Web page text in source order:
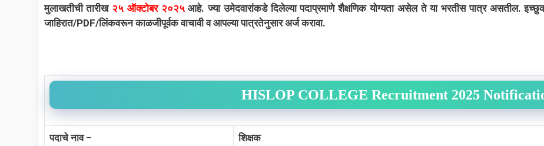
मुलाखतीची तारीख२५ ऑक्टोबर २०२५आहे. ज्या उमेदवारांकडे दिलेल्या पदाप्रमाणे शैक्षणिक योग्यता असेल ते या भरतीस पात्र असतील.
जाहिरात/PDF/लिंकवरून काळजीपूर्वक वाचावी व आपल्या पात्रतेनुसार अर्ज करावा.
HISLOP COLLEGE Recruitment 2025
पदाचे नाव– शिक्षक